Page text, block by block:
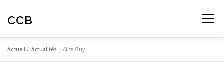
contenu
CCB Menu
Accueil »Actualités »Alice Guy